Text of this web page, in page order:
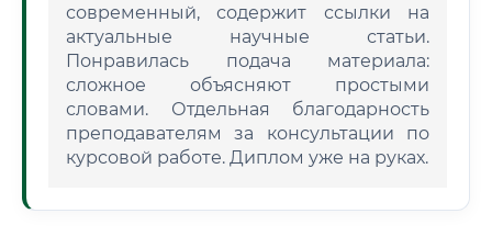
современный, содержит ссылки на
актуальные научные статьи.
Понравилась подача материала:
сложное объясняют простыми
словами. Отдельная благодарность
преподавателям за консультации по
курсовой работе. Диплом уже на руках.